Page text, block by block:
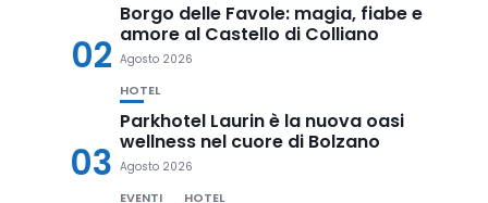
02
Borgo delle Favole: magia, fiabe e
amore al Castello di Colliano
Agosto 2026
03
HOTEL
Parkhotel Laurin è la nuova oasi
wellness nel cuore di Bolzano
Agosto 2026
EVENTI HOTEL